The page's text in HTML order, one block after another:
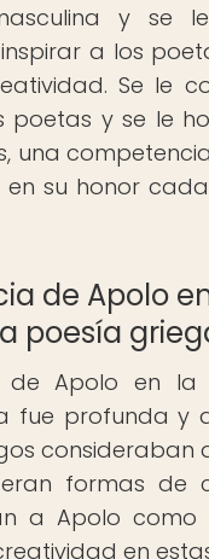
y se
a los
Se le
poetas y se le
una
su honor
de Apolo
poesía
de Apolo en
fue profunda y
consideraban
formas de
a Apolo
en